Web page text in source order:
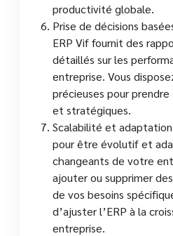
productivité globale.
Prise de décisions
ERP Vif fournit des
détaillés sur les
entreprise. Vous
précieuses pour
et stratégiques.
Scalabilité et
pour être évolutif et
changeants de votre
ajouter ou supprimer
de vos besoins
d’ajuster l’ERP à la
entreprise.